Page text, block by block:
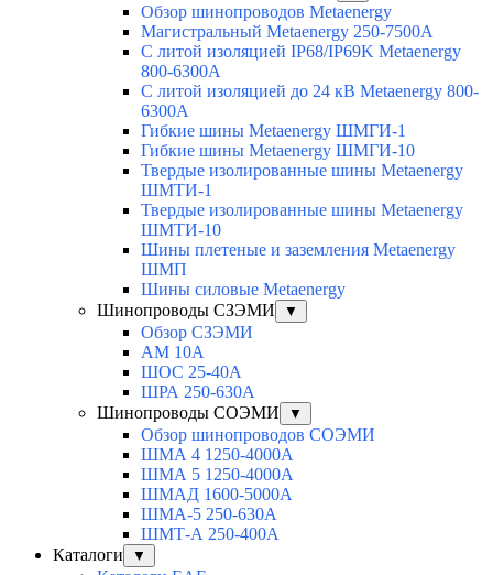
Обзор шинопроводов Metaenergy
Магистральный Metaenergy 250-7500A
С литой изоляцией IP68/IP69K Metaenergy
800-6300A
С литой изоляцией до 24 кВ Metaenergy 800-
6300A
Гибкие шины Metaenergy ШМГИ-1
Гибкие шины Metaenergy ШМГИ-10
Твердые изолированные шины Metaenergy
ШМТИ-1
Твердые изолированные шины Metaenergy
ШМТИ-10
Шины плетеные и заземления Metaenergy
ШМП
Шины силовые Metaenergy
Шинопроводы СЗЭМИ
▼
Обзор СЗЭМИ
АМ 10А
ШОС 25-40А
ШРА 250-630А
Шинопроводы СОЭМИ
▼
Обзор шинопроводов СОЭМИ
ШМА 4 1250-4000А
ШМА 5 1250-4000А
ШМАД 1600-5000А
ШМА-5 250-630А
ШМТ-А 250-400А
Каталоги
▼